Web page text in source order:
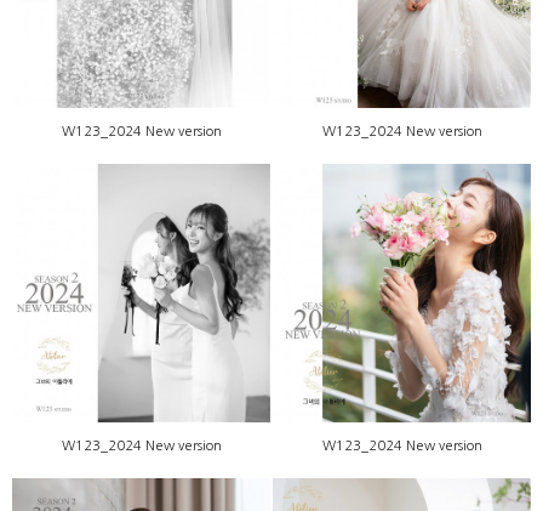
W123_2024 New version W123_2024 New version
W123_2024 New version
W123_2024 New version
W123_2024 New version
W123_2024 New version